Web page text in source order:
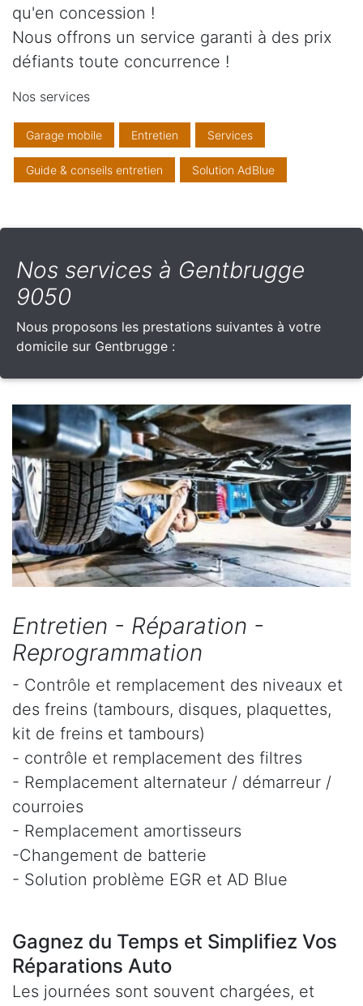
qu'en concession !
Nous offrons un service garanti à des prix
défiants toute concurrence !
Nos services
Garage mobile Entretien Services
Guide & conseils entretien Solution AdBlue
Nos services à Gentbrugge
9050
Nous proposons les prestations suivantes à votre
domicile sur Gentbrugge :
Entretien - Réparation -
Reprogrammation
- Contrôle et remplacement des niveaux et
des freins (tambours, disques, plaquettes,
kit de freins et tambours)
- contrôle et remplacement des filtres
- Remplacement alternateur / démarreur /
courroies
- Remplacement amortisseurs
-Changement de batterie
- Solution problème EGR et AD Blue
Gagnez du Temps et Simplifiez Vos
Réparations Auto
Les journées sont souvent chargées, et